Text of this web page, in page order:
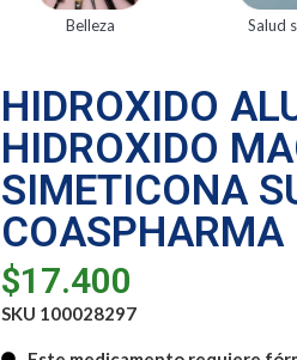
Belleza Salud
HIDROXIDO
HIDROXIDO
SIMETICONA
COASPHARMA
$17.400
SKU 100028297